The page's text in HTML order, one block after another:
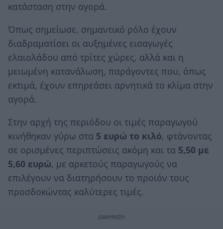
κατάσταση στην αγορά.
Όπως σημείωσε, σημαντικό ρόλο έχουν
διαδραματίσει οι αυξημένες εισαγωγές
ελαιολάδου από τρίτες χώρες, αλλά και η
μειωμένη κατανάλωση, παράγοντες που, όπως
εκτιμά, έχουν επηρεάσει αρνητικά το κλίμα στην
αγορά.
Στην αρχή της περιόδου οι τιμές παραγωγού
κινήθηκαν γύρω στα 5 ευρώ το κιλό, φτάνοντας
σε ορισμένες περιπτώσεις ακόμη και τα 5,50 με
5,60 ευρώ, με αρκετούς παραγωγούς να
επιλέγουν να διατηρήσουν το προϊόν τους
προσδοκώντας καλύτερες τιμές.